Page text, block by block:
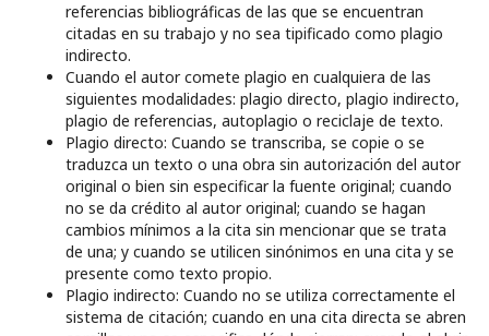
referencias bibliográficas de las que se encuentran
citadas en su trabajo y no sea tipificado como plagio
indirecto.
Cuando el autor comete plagio en cualquiera de las
siguientes modalidades: plagio directo, plagio indirecto,
plagio de referencias, autoplagio o reciclaje de texto.
Plagio directo: Cuando se transcriba, se copie o se
traduzca un texto o una obra sin autorización del autor
original o bien sin especificar la fuente original; cuando
no se da crédito al autor original; cuando se hagan
cambios mínimos a la cita sin mencionar que se trata
de una; y cuando se utilicen sinónimos en una cita y se
presente como texto propio.
Plagio indirecto: Cuando no se utiliza correctamente el
sistema de citación; cuando en una cita directa se abren